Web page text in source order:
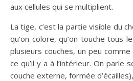
aux cellules qui se multiplient.
La tige, c’est la partie visible du
qu’on colore, qu’on touche tous
plusieurs couches, un peu
ce qu’il y a à l’intérieur. On parle
couche externe, formée